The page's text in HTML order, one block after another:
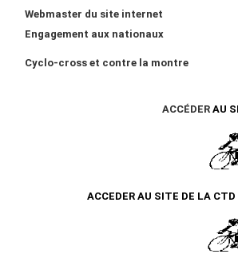
Webmaster du site internet
Engagement aux nationaux
Cyclo-cross et contre la montre
ACCÉDER AU
ACCEDER AU SITE DE LA